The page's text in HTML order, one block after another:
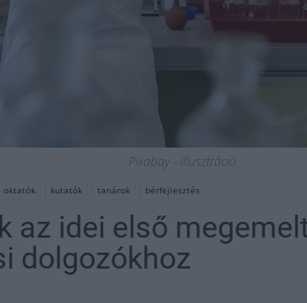
Pixabay - illusztráció
oktatók kutatók tanárok bérfejlesztés
az idei első
dolgozókhoz